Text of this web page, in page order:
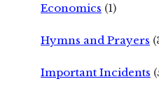
Economics (1)
Hymns and Prayers
Important Incidents